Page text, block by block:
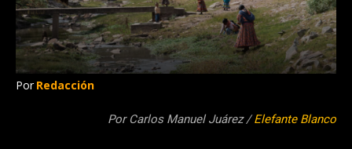
Por Redacción
Por Carlos Manuel Juárez /Elefante Blanco